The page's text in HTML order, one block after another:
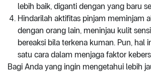
lebih baik, diganti dengan yang baru
Hindarilah aktifitas pinjam meminjam
dengan orang lain, meninjau kulit
bereaksi bila terkena kuman. Pun, hal
satu cara dalam menjaga faktor
Bagi Anda yang ingin mengetahui lebih